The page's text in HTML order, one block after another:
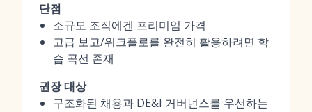
단점
소규모 조직에겐 프리미엄 가격
고급 보고/워크플로를 완전히 활용하려면 학
습 곡선 존재
권장 대상
구조화된 채용과 DE&I 거버넌스를 우선하는